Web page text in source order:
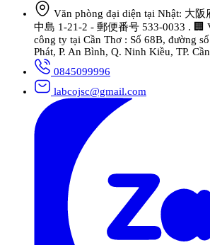
Văn phòng đại diện tại Nhật: 大
中島 1-21-2 - 郵便番号 533-0033 . 🏢
công ty tại Cần Thơ : Số 68B, đường
Phát, P. An Bình, Q. Ninh Kiều, TP.
0845099996
labcojsc@gmail.com